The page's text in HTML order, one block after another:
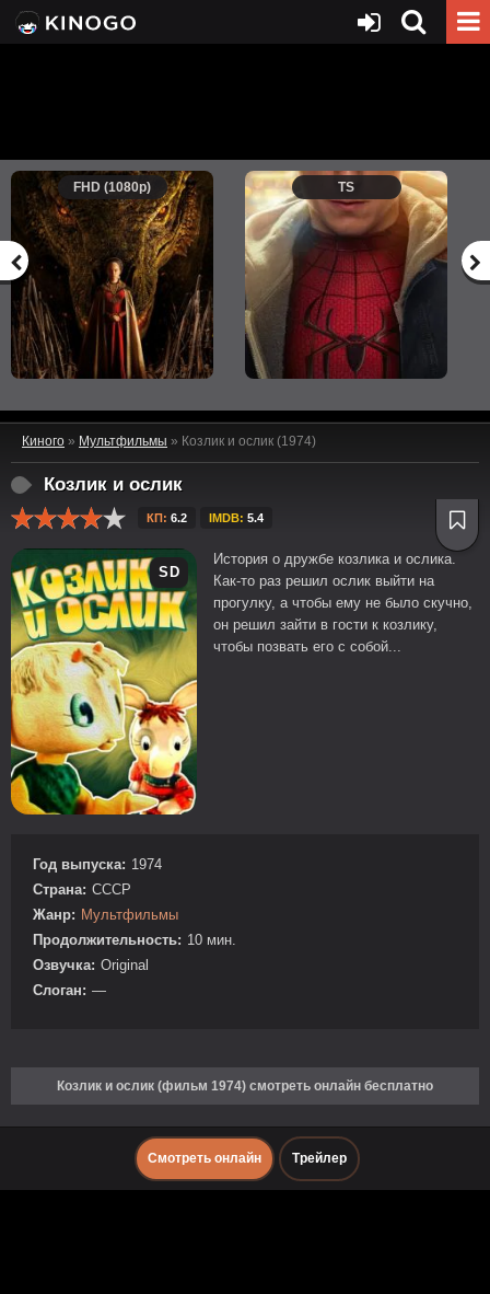
FHD (1080p) TS
Киного » Мультфильмы » Козлик и ослик (1974)
Козлик и ослик
КП: 6.2 IMDB: 5.4
SD
История о дружбе козлика и ослика.
Как-то раз решил ослик выйти на
прогулку, а чтобы ему не было скучно,
он решил зайти в гости к козлику,
чтобы позвать его с собой...
Год выпуска: 1974
Страна: СССР
Жанр: Мультфильмы
Продолжительность: 10 мин.
Озвучка: Original
Слоган: —
Козлик и ослик (фильм 1974) смотреть онлайн бесплатно
Смотреть онлайн Трейлер